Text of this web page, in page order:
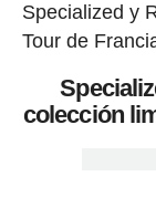
Specialized y
Tour de
colección